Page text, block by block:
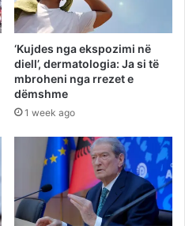
‘Kujdes nga ekspozimi në
diell’, dermatologia: Ja si të
mbroheni nga rrezet e
dëmshme
1 week ago